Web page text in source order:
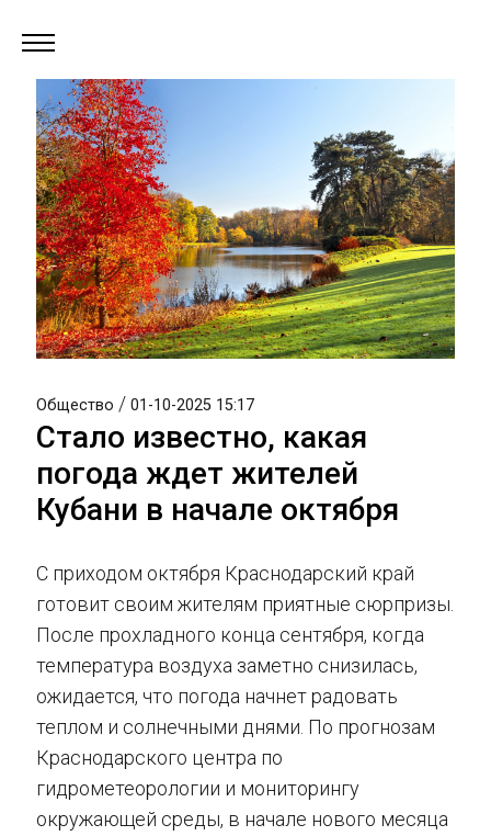
Общество / 01-10-2025 15:17
Стало известно, какая
погода ждет жителей
Кубани в начале октября
С приходом октября Краснодарский край
готовит своим жителям приятные сюрпризы.
После прохладного конца сентября, когда
температура воздуха заметно снизилась,
ожидается, что погода начнет радовать
теплом и солнечными днями. По прогнозам
Краснодарского центра по
гидрометеорологии и мониторингу
окружающей среды, в начале нового месяца